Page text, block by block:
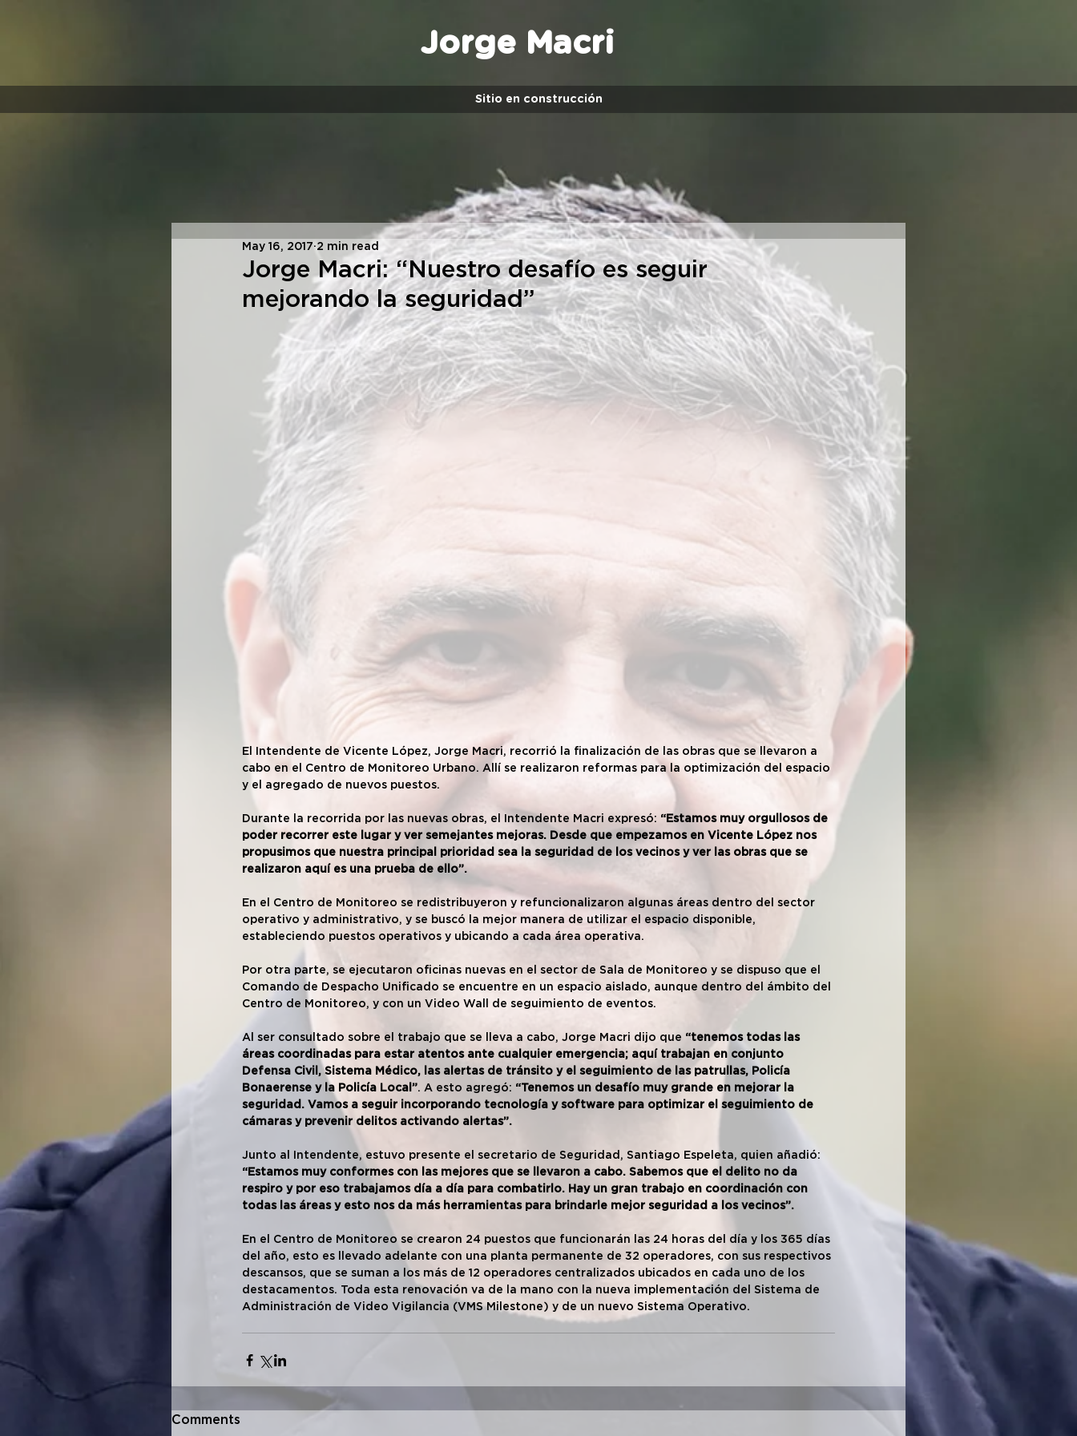
Jorge Macri
Sitio en construcción
Jorge Macri: “Nuestro desafío es seguir
mejorando la seguridad”
May 16, 2017 2 min read
El Intendente de Vicente López, Jorge Macri, recorrió la finalización de las obras que se llevaron a
cabo en el Centro de Monitoreo Urbano. Allí se realizaron reformas para la optimización del espacio
y el agregado de nuevos puestos.
Durante la recorrida por las nuevas obras, el Intendente Macri expresó: “Estamos muy orgullosos de
poder recorrer este lugar y ver semejantes mejoras. Desde que empezamos en Vicente López nos
propusimos que nuestra principal prioridad sea la seguridad de los vecinos y ver las obras que se
realizaron aquí es una prueba de ello”.
En el Centro de Monitoreo se redistribuyeron y refuncionalizaron algunas áreas dentro del sector
operativo y administrativo, y se buscó la mejor manera de utilizar el espacio disponible,
estableciendo puestos operativos y ubicando a cada área operativa.
Por otra parte, se ejecutaron oficinas nuevas en el sector de Sala de Monitoreo y se dispuso que el
Comando de Despacho Unificado se encuentre en un espacio aislado, aunque dentro del ámbito del
Centro de Monitoreo, y con un Video Wall de seguimiento de eventos.
Al ser consultado sobre el trabajo que se lleva a cabo, Jorge Macri dijo que “tenemos todas las
áreas coordinadas para estar atentos ante cualquier emergencia; aquí trabajan en conjunto
Defensa Civil, Sistema Médico, las alertas de tránsito y el seguimiento de las patrullas, Policía
Bonaerense y la Policía Local”. A esto agregó: “Tenemos un desafío muy grande en mejorar la
seguridad. Vamos a seguir incorporando tecnología y software para optimizar el seguimiento de
cámaras y prevenir delitos activando alertas”.
Junto al Intendente, estuvo presente el secretario de Seguridad, Santiago Espeleta, quien añadió:
“Estamos muy conformes con las mejores que se llevaron a cabo. Sabemos que el delito no da
respiro y por eso trabajamos día a día para combatirlo. Hay un gran trabajo en coordinación con
todas las áreas y esto nos da más herramientas para brindarle mejor seguridad a los vecinos”.
En el Centro de Monitoreo se crearon 24 puestos que funcionarán las 24 horas del día y los 365 días
del año, esto es llevado adelante con una planta permanente de 32 operadores, con sus respectivos
descansos, que se suman a los más de 12 operadores centralizados ubicados en cada uno de los
destacamentos. Toda esta renovación va de la mano con la nueva implementación del Sistema de
Administración de Video Vigilancia (VMS Milestone) y de un nuevo Sistema Operativo.
Comments